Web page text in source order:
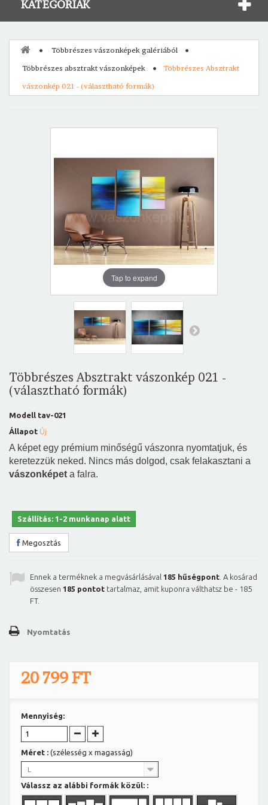
KATEGÓRIÁK
Többrészes vászonképek galériából
Többrészes absztrakt vászonképek
Többrészes Absztrakt
vászonkép 021 - (választható formák)
Tap to expand
Többrészes Absztrakt vászonkép 021 -
(választható formák)
Modell tav-021
Állapot Új
A képet egy prémium minőségű vászonra nyomtatjuk, és
keretezzük neked. Nincs más dolgod, csak felakasztani a
vászonképet a falra.
Szállítás: 1-2 munkanap alatt
Megosztás
Ennek a terméknek a megvásárlásával 185 hűségpont . A kosárad
összesen 185 pontot tartalmaz, amit kuponra válthatsz be - 185
FT.
Nyomtatás
20 799 FT
Mennyiség:
Méret : (szélesség x magasság)
L
Válassz az alábbi formák közül: :